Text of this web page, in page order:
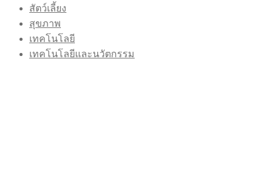
สัตว์เลี้ยง
สุขภาพ
เทคโนโลยี
เทคโนโลยีและนวัตกรรม